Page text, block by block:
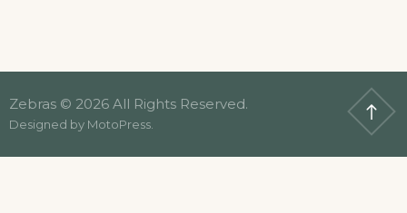
Zebras © 2026 All Rights Reserved.
Designed by MotoPress